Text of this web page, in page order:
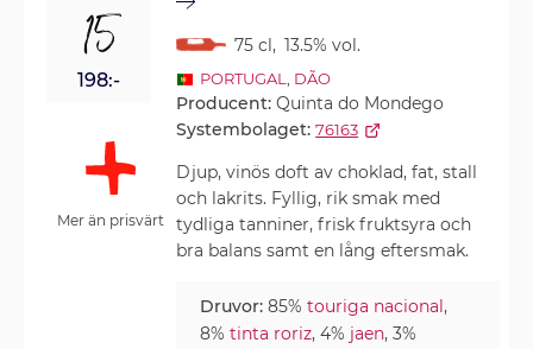
15
198:-
Mer än prisvärt
75 cl, 13.5% vol.
PORTUGAL DÃO
Producent:Quinta do Mondego
Systembolaget: 76163
Djup, vinös doft av choklad, fat, stall
och lakrits. Fyllig, rik smak med
tydliga tanniner, frisk fruktsyra och
bra balans samt en lång eftersmak.
Druvor: 85%touriga nacional,
8%tinta roriz, 4% jaen, 3%